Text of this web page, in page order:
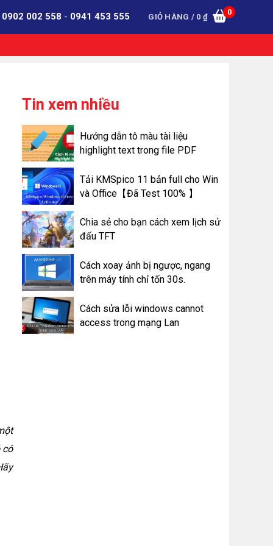
GIỎ HÀNG / 0 ₫
0
0902 002 558 - 0941 453 555
có
Tin xem nhiều
Hướng dẫn tô màu tài liệu
highlight text trong file PDF
Tải KMSpico 11 bản full cho Win
và Office【Đã Test 100% 】
Chia sẻ cho bạn cách xem lịch sử
đấu TFT
Cách xoay ảnh bị ngược, ngang
trên máy tính chỉ tốn 30s.
Cách sửa lỗi windows cannot
access trong mạng Lan